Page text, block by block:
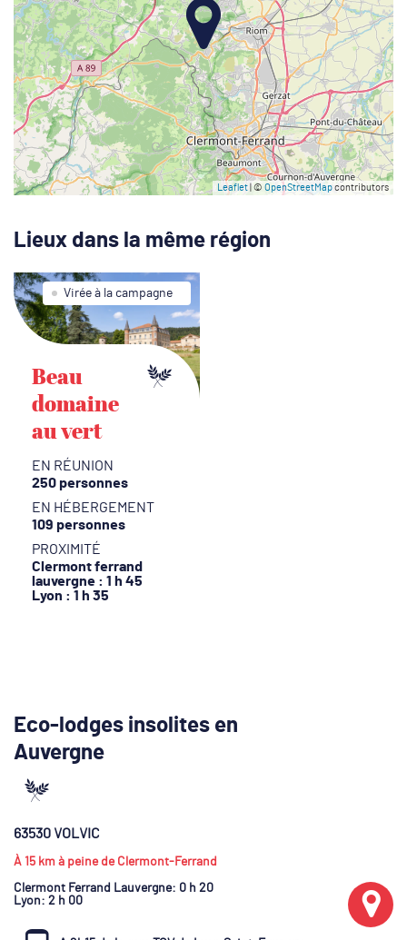
Leaflet | © OpenStreetMapcontributors
Lieux dans la même région
Virée à la campagne
Beau
domaine
au vert
EN RÉUNION
250 personnes
EN HÉBERGEMENT
109 personnes
PROXIMITÉ
Clermont ferrand
lauvergne : 1 h 45
Lyon : 1 h 35
Eco-lodges insolites en
Auvergne
63530 VOLVIC
À 15 km à peine de Clermont-Ferrand
Clermont Ferrand Lauvergne: 0 h 20
Lyon: 2 h 00